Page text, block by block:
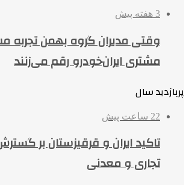
3 هفته پیش
وقتی مدیران گروه بهمن تجربه
مشتری ایران‌خودرو رقم می‌زنند
پربازدید سال
22 ساعت پیش
تاکید ایران و قرقیزستان بر
تجاری و معدنی